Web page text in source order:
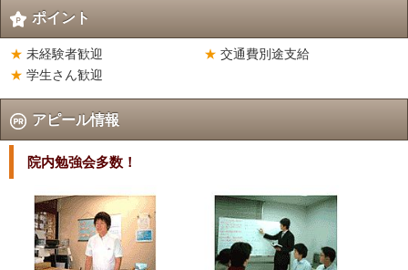
ポイント
未経験者歓迎
交通費別途支給
学生さん歓迎
アピール情報
院内勉強会多数！